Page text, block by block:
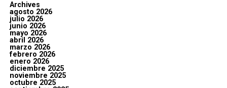
Archives
agosto 2026
julio 2026
junio 2026
mayo 2026
abril 2026
marzo 2026
febrero 2026
enero 2026
diciembre 2025
noviembre 2025
octubre 2025